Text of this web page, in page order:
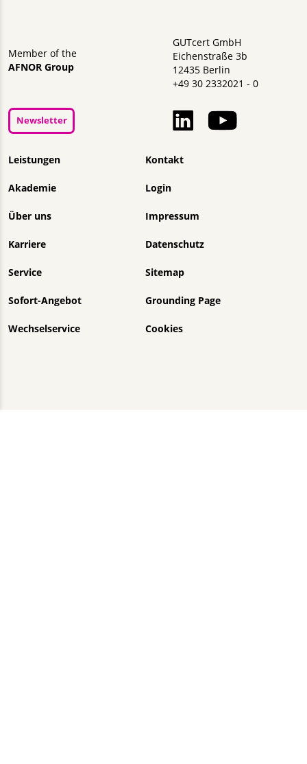
Member of the
AFNOR Group
GUTcert GmbH
Eichenstraße 3b
12435 Berlin
+49 30 2332021 - 0
Navigation überspringen
Leistungen
Akademie
Über uns
Karriere
Service
Sofort-Angebot
Wechselservice
Kontakt
Login
Impressum
Datenschutz
Sitemap
Grounding Page
Cookies
Newsletter